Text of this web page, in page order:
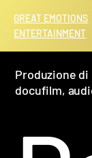
GREAT EMOTIONS
ENTERTAINMENT
Produzione
docufilm,